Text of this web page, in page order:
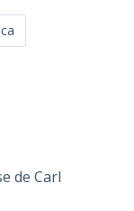
de Carl